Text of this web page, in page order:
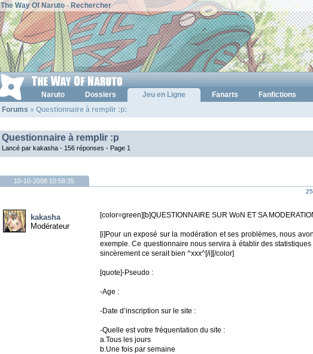
The Way Of Naruto- Rechercher
Naruto Dossiers Jeu en Ligne Fanarts
Fanfictions
Forums » Questionnaire à remplir :p:
Questionnaire à remplir :p
Lancé par kakasha - 156 réponses - Page 1
10-10-2008 10:58:35
kakasha
Modérateur
[color=green][b]QUESTIONNAIRE SUR WoN ET SA
[i]Pour un exposé sur la modération et ses problèmes, nous
exemple. Ce questionnaire nous servira à établir des
sincèrement ce serait bien ^xxx^[/i][/color]
[quote]-Pseudo :
-Age :
-Date d’inscription sur le site :
-Quelle est votre fréquentation du site :
a.Tous les jours
b.Une fois par semaine